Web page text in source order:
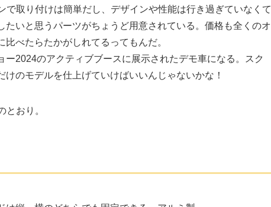
取り付けは簡単だし、デザインや性能は行き過ぎていなくて
いと思うパーツがちょうど用意されている。価格も全くのオ
べたらたかがしれてるってもんだ。
2024のアクティブブースに展示されたデモ車になる。スク
のモデルを仕上げていけばいいんじゃないかな！
とおり。